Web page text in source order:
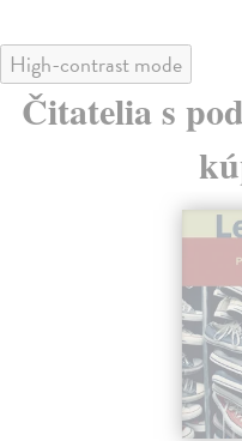
High-contrast mode
Čitatelia s